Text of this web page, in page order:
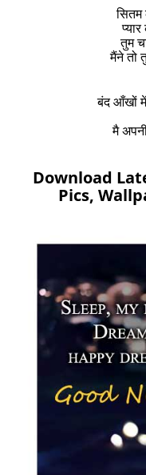
सितम
तुम
मैंने तो
बंद आँखों में
मै
Download
Pics,